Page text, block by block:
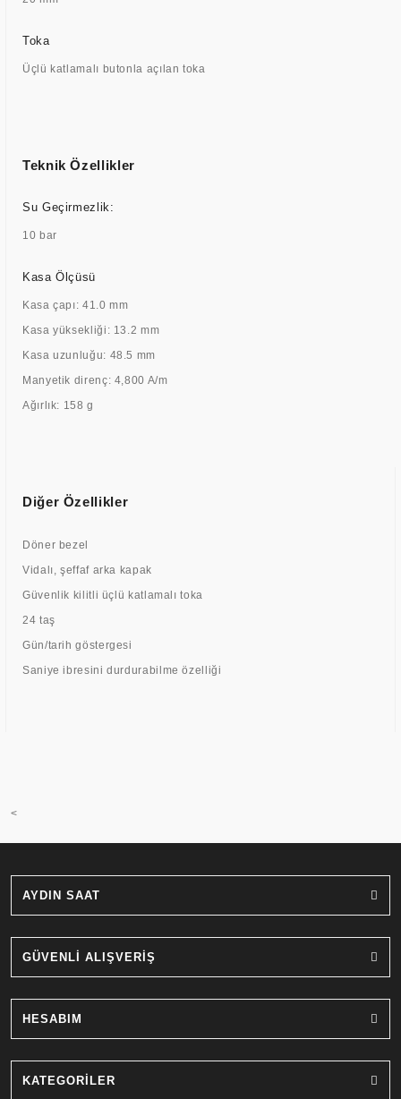
Toka
Üçlü katlamalı butonla açılan toka
Teknik Özellikler
Su Geçirmezlik:
10 bar
Kasa Ölçüsü
Kasa çapı: 41.0 mm
Kasa yüksekliği: 13.2 mm
Kasa uzunluğu: 48.5 mm
Manyetik direnç: 4,800 A/m
Ağırlık: 158 g
Diğer Özellikler
Döner bezel
Vidalı, şeffaf arka kapak
Güvenlik kilitli üçlü katlamalı toka
24 taş
Gün/tarih göstergesi
Saniye ibresini durdurabilme özelliği
<
AYDIN SAAT
GÜVENLİ ALIŞVERİŞ
HESABIM
KATEGORİLER